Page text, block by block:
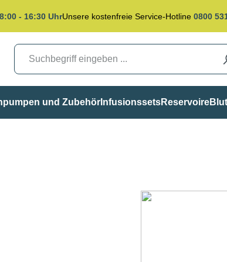
- 16:30 UhrUnsere kostenfreie Service-Hotline 0800
und Zubehör InfusionssetsReservoire